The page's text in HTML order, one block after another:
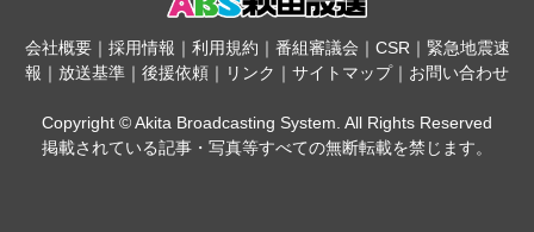
会社概要｜ 採用情報 ｜ 利用規約 ｜ 番組審議会 ｜ CSR｜ 緊急地震速
報 ｜ 放送基準 ｜ 後援依頼 ｜ リンク ｜ サイトマップ｜ お問い合わせ
Copyright © Akita Broadcasting System. All Rights Reserved
掲載されている記事・写真等すべての無断転載を禁じます。